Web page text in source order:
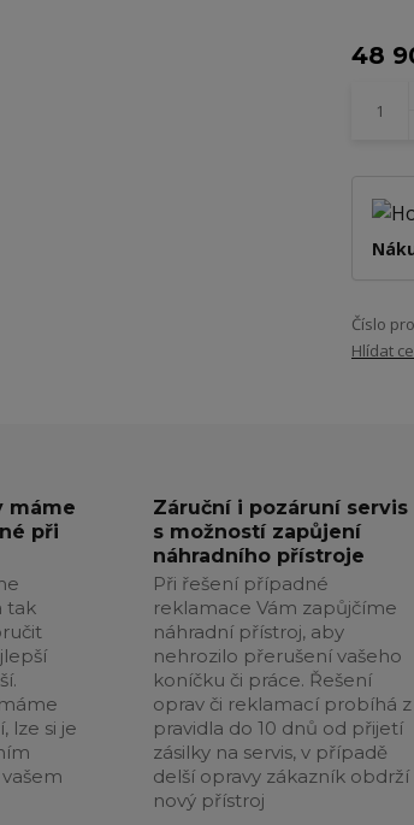
48
Číslo
Hlídat
máme
při
tak
lze si je
Záruční i pozáruní servis
s možností zapůjení
náhradního přístroje
Při řešení případné
reklamace Vám zapůjčíme
náhradní přístroj, aby
nehrozilo přerušení vašeho
koníčku či práce. Řešení
oprav či reklamací probíhá z
pravidla do 10 dnů od přijetí
zásilky na servis, v případě
delší opravy zákazník obdrží
nový přístroj